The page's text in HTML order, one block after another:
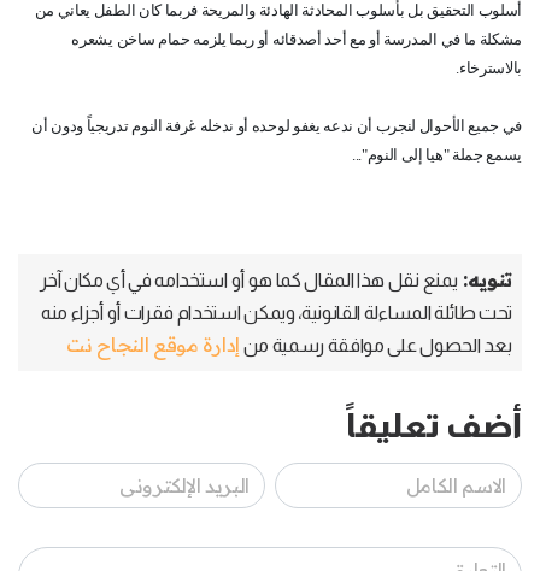
أسلوب التحقيق بل بأسلوب المحادثة الهادئة والمريحة فربما كان الطفل يعاني من
مشكلة ما في المدرسة أو مع أحد أصدقائه أو ربما يلزمه حمام ساخن يشعره
بالاسترخاء.
في جميع الأحوال لنجرب أن ندعه يغفو لوحده أو ندخله غرفة النوم تدريجياً ودون أن
يسمع جملة "هيا إلى النوم"...
تنويه: يمنع نقل هذا المقال كما هو أو استخدامه في أي مكان آخر
تحت طائلة المساءلة القانونية، ويمكن استخدام فقرات أو أجزاء منه
بعد الحصول على موافقة رسمية من إدارة موقع النجاح نت
أضف تعليقاً